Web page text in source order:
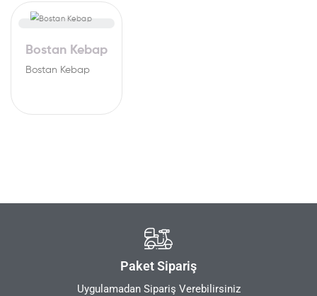
Bostan Kebap
Bostan Kebap
Paket Sipariş
Uygulamadan Sipariş Verebilirsiniz